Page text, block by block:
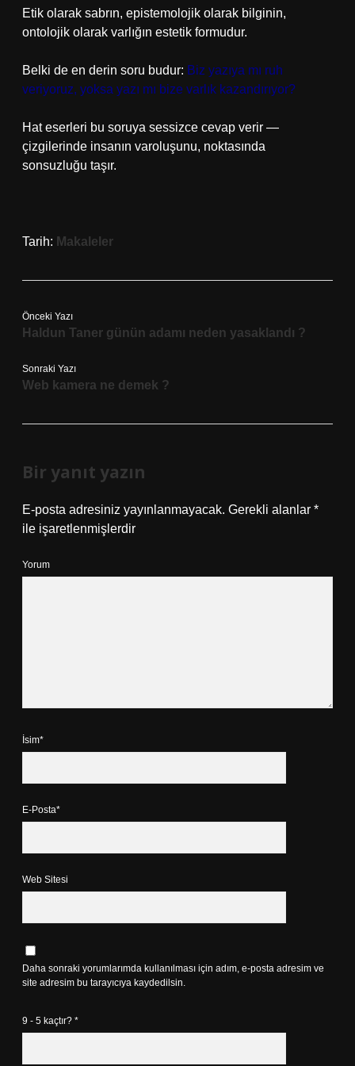
Etik olarak sabrın, epistemolojik olarak bilginin,
ontolojik olarak varlığın estetik formudur.
Belki de en derin soru budur: Biz yazıya mı ruh
veriyoruz, yoksa yazı mı bize varlık kazandırıyor?
Hat eserleri bu soruya sessizce cevap verir —
çizgilerinde insanın varoluşunu, noktasında
sonsuzluğu taşır.
Tarih: Makaleler
Önceki Yazı
Haldun Taner günün adamı neden yasaklandı ?
Sonraki Yazı
Web kamera ne demek ?
Bir yanıt yazın
E-posta adresiniz yayınlanmayacak. Gerekli alanlar *
ile işaretlenmişlerdir
Yorum
İsim*
E-Posta*
Web Sitesi
Daha sonraki yorumlarımda kullanılması için adım, e-posta adresim ve
site adresim bu tarayıcıya kaydedilsin.
9 - 5 kaçtır? *